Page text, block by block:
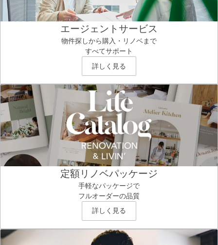
エージェントサービス
物件探しから購入・リノベまで
すべてサポート
詳しく見る
定額リノベパッケージ
手軽なパッケージで
フルオーダーの品質
詳しく見る